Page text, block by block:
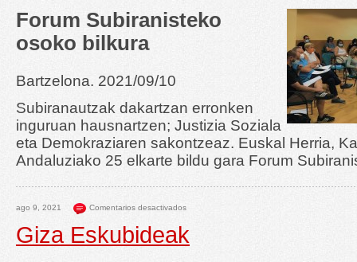
Forum Subiranisteko
osoko bilkura
Bartzelona. 2021/09/10
Subiranautzak dakartzan erronken
inguruan hausnartzen; Justizia Soziala
eta Demokraziaren sakontzeaz. Euskal Herria,
Andaluziako 25 elkarte bildu gara Forum
ago 9, 2021 Comentarios desactivados
Giza Eskubideak